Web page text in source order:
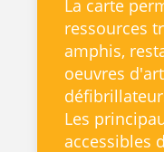
La carte
ressources
amphis,
oeuvres
Les
accessibles